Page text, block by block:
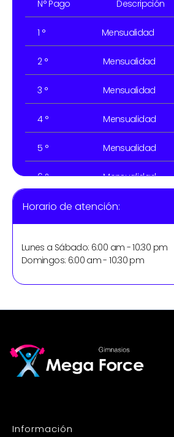
N° Pago Descripción
1 ° Mensualidad
2 ° Mensualidad
3 ° Mensualidad
4 ° Mensualidad
5 ° Mensualidad
6 ° Mensualidad
7 ° Mensualidad
9 ° Mensualidad
12 ° Mensualidad
Horario de atención:
Lunes a Sábado: 6:00 am - 10:30 pm
Domingos: 6:00 am - 10:30 pm
Información